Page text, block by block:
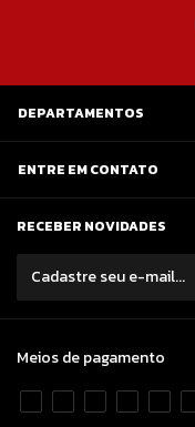
DEPARTAMENTOS
ENTRE EM CONTATO
RECEBER NOVIDADES
Meios de pagamento